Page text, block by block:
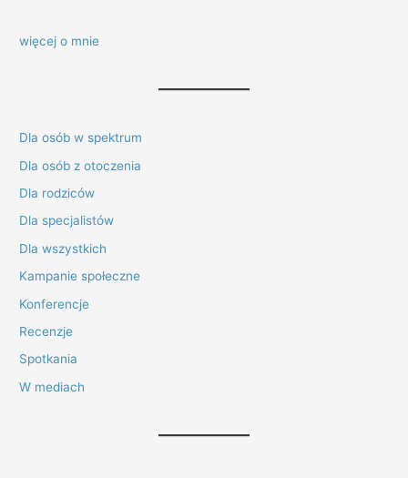
więcej o mnie
Dla osób w spektrum
Dla osób z otoczenia
Dla rodziców
Dla specjalistów
Dla wszystkich
Kampanie społeczne
Konferencje
Recenzje
Spotkania
W mediach